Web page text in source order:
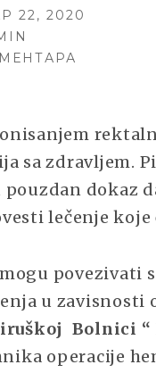
22, 2020
LEČITI
UPORNE
sa zdravljem.
dokaz
lečenje
povezivati
u zavisnosti
Bolnici “
operacije